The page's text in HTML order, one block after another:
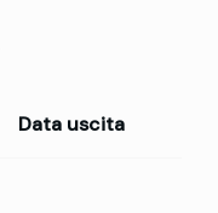
Data uscita